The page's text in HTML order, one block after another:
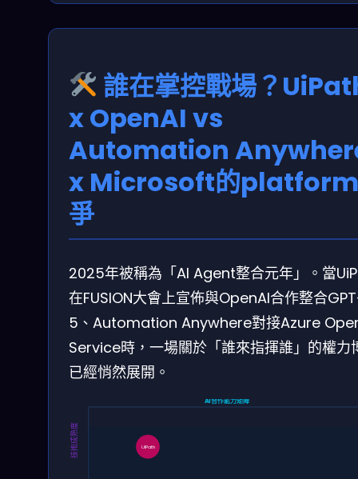
誰在掌控戰場？
x OpenAI vs
Automation
x Microsoft的
爭
2025年被稱為「AI Agent整合元年」。當
在FUSION大會上宣佈與OpenAI合作整合
5、Automation Anywhere對接Azure
Service時，一場關於「誰來指揮誰」的權力
已經悄然展開。
AI合作能力矩陣
技術成熟度 UiPath